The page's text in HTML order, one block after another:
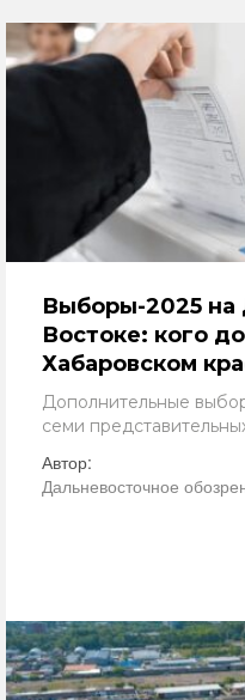
Выборы-2025 на
Востоке: кого
Хабаровском
Дополнительные
семи
Автор:
Дальневосточное